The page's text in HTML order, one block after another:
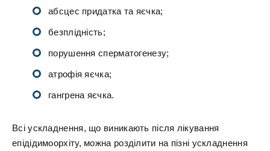
абсцес придатка та яєчка;
безплідність;
порушення сперматогенезу;
атрофія яєчка;
гангрена яєчка.
Всі ускладнення, що виникають після лікування
епідідимоорхіту, можна розділити на пізні ускладнення